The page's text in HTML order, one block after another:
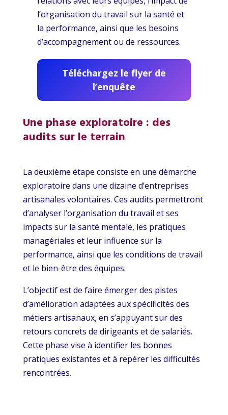
l’organisation du travail sur la santé et
la performance, ainsi que les besoins
d’accompagnement ou de ressources.
Téléchargez le flyer de
l’enquête
Une phase exploratoire : des
audits sur le terrain
La deuxième étape consiste en une démarche
exploratoire dans une dizaine d’entreprises
artisanales volontaires. Ces audits permettront
d’analyser l’organisation du travail et ses
impacts sur la santé mentale, les pratiques
managériales et leur influence sur la
performance, ainsi que les conditions de travail
et le bien-être des équipes.
L’objectif est de faire émerger des pistes
d’amélioration adaptées aux spécificités des
métiers artisanaux, en s’appuyant sur des
retours concrets de dirigeants et de salariés.
Cette phase vise à identifier les bonnes
pratiques existantes et à repérer les difficultés
rencontrées.